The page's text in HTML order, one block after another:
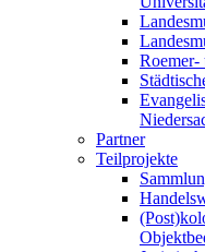
Roemer-
Partner
Teilprojekte